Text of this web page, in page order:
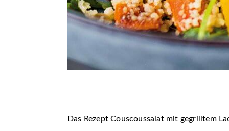
Das Rezept Couscoussalat mit gegrilltem